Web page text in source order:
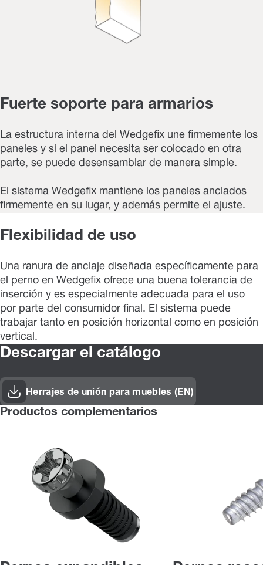
Fuerte soporte para armarios
La estructura interna del Wedgefix une firmemente los
paneles y si el panel necesita ser colocado en otra
parte, se puede desensamblar de manera simple.
El sistema Wedgefix mantiene los paneles anclados
firmemente en su lugar, y además permite el ajuste.
Flexibilidad de uso
Una ranura de anclaje diseñada específicamente para
el perno en Wedgefix ofrece una buena tolerancia de
inserción y es especialmente adecuada para el uso
por parte del consumidor final. El sistema puede
trabajar tanto en posición horizontal como en posición
vertical.
Descargar el catálogo
Herrajes de unión para muebles (EN)
Productos complementarios